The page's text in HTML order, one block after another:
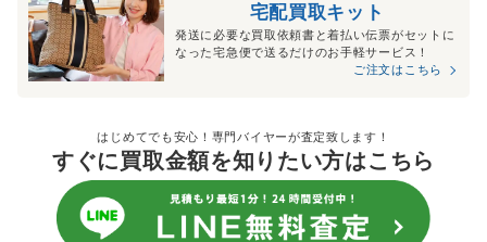
宅配買取キット
発送に必要な買取依頼書と着払い伝票がセットに
なった宅急便で送るだけのお手軽サービス！
ご注文はこちら
はじめてでも安心！専門バイヤーが査定致します！
すぐに買取金額を知りたい方はこちら